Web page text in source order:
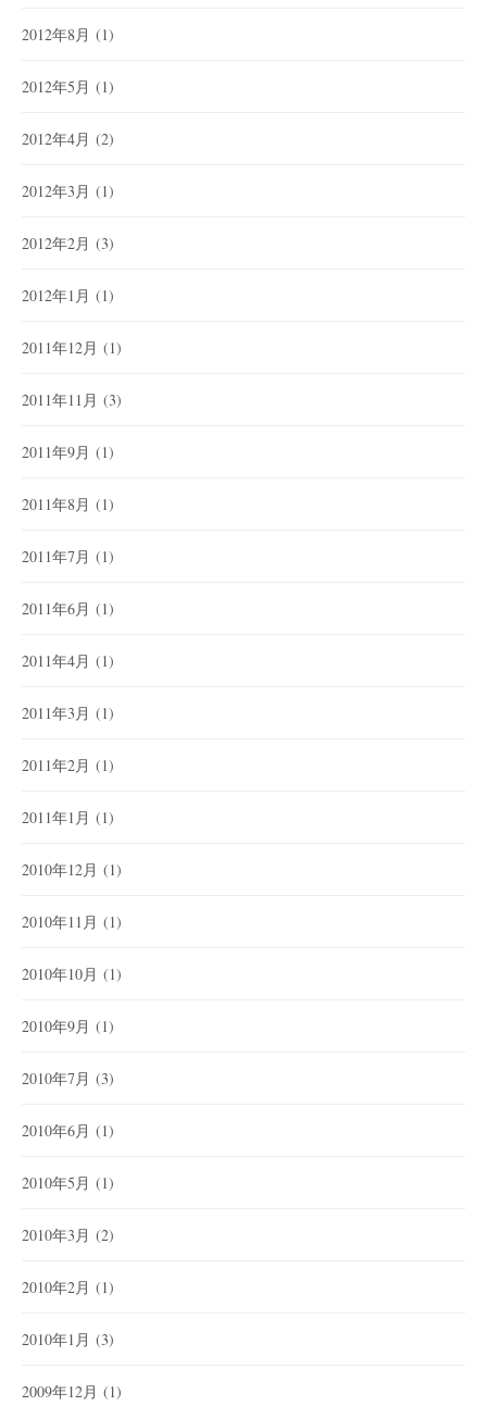
2012年8月 (1)
2012年5月 (1)
2012年4月 (2)
2012年3月 (1)
2012年2月 (3)
2012年1月 (1)
2011年12月 (1)
2011年11月 (3)
2011年9月 (1)
2011年8月 (1)
2011年7月 (1)
2011年6月 (1)
2011年4月 (1)
2011年3月 (1)
2011年2月 (1)
2011年1月 (1)
2010年12月 (1)
2010年11月 (1)
2010年10月 (1)
2010年9月 (1)
2010年7月 (3)
2010年6月 (1)
2010年5月 (1)
2010年3月 (2)
2010年2月 (1)
2010年1月 (3)
2009年12月 (1)